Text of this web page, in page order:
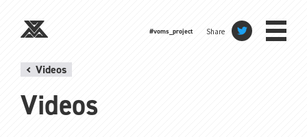
#voms_project Share
Videos
Videos